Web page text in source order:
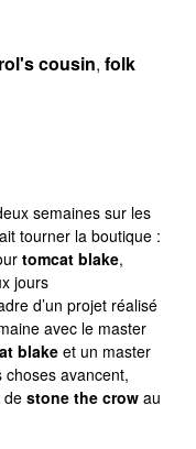
cousin, folk
semaines sur les
tourner la boutique :
tomcat blake,
jours
d’un projet réalisé
avec le master
blake et un master
choses avancent,
de stone the crow au